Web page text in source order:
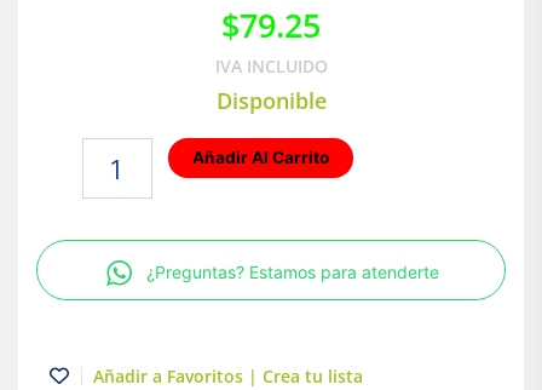
$79.25
IVA INCLUIDO
Disponible
Ampolleta
2W
Luz
Cálida
Tecnolite
Añadir Al Carrito
¿Preguntas? Estamos para atenderte
Añadir a Favoritos | Crea tu lista